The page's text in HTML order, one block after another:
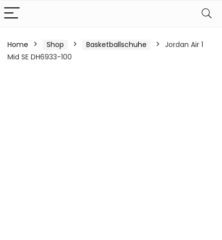
Home Shop Basketballschuhe
Jordan Air 1
Mid SE DH6933-100